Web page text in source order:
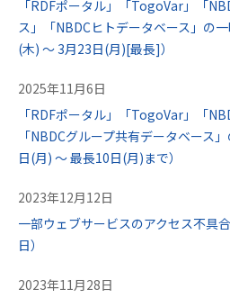
「RDFポータル」「TogoVar」「
ス」「NBDCヒトデータベース」の
(木) ～ 3月23日(月)[最長]）
2025年11月6日
「RDFポータル」「TogoVar」「
「NBDCグループ共有データベース
日(月) ～ 最長10日(月)まで）
2023年12月12日
一部ウェブサービスのアクセス不具
日）
2023年11月28日